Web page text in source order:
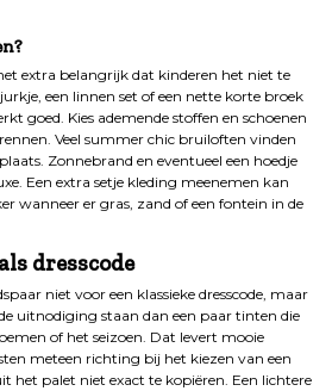
extra belangrijk dat kinderen het niet te
een linnen set of een nette korte broek
goed. Kies ademende stoffen en schoenen
Veel summer chic bruiloften vinden
Zonnebrand en eventueel een hoedje
Een extra setje kleding meenemen kan
wanneer er gras, zand of een fontein in de
dresscode
niet voor een klassieke dresscode, maar
uitnodiging staan dan een paar tinten die
of het seizoen. Dat levert mooie
meteen richting bij het kiezen van een
het palet niet exact te kopiëren. Een lichtere